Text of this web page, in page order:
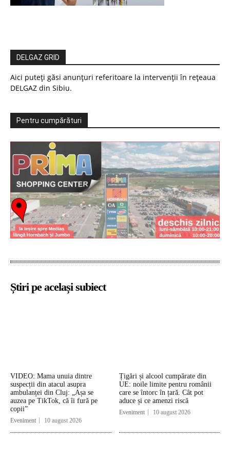
DELGAZ GRID
Aici puteți găsi anunțuri referitoare la intervenții în rețeaua
DELGAZ din Sibiu.
Pentru cumpărături
Știri pe același subiect
VIDEO: Mama unuia dintre
suspecții din atacul asupra
ambulanței din Cluj: „Așa se
auzea pe TikTok, că îi fură pe
copii”
Eveniment 10 august 2026
Țigări și alcool cumpărate din
UE: noile limite pentru românii
care se întorc în țară. Cât pot
aduce și ce amenzi riscă
Eveniment 10 august 2026